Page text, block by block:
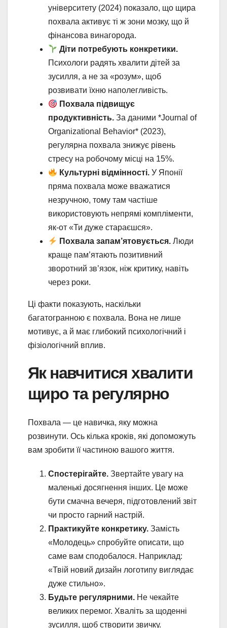
університету (2024) показало, що щира
похвала активує ті ж зони мозку, що й
фінансова винагорода.
Діти потребують конкретики.
Психологи радять хвалити дітей за
зусилля, а не за «розум», щоб
розвивати їхню наполегливість.
Похвала підвищує
продуктивність. За даними *Journal of
Organizational Behavior* (2023),
регулярна похвала знижує рівень
стресу на робочому місці на 15%.
Культурні відмінності. У Японії
пряма похвала може вважатися
незручною, тому там частіше
використовують непрямі компліменти,
як-от «Ти дуже стараєшся».
Похвала запам’ятовується. Люди
краще пам’ятають позитивний
зворотний зв’язок, ніж критику, навіть
через роки.
Ці факти показують, наскільки
багатогранною є похвала. Вона не лише
мотивує, а й має глибокий психологічний і
фізіологічний вплив.
Як навчитися хвалити
щиро та регулярно
Похвала — це навичка, яку можна
розвинути. Ось кілька кроків, які допоможуть
вам зробити її частиною вашого життя.
Спостерігайте. Звертайте увагу на
маленькі досягнення інших. Це може
бути смачна вечеря, підготовлений звіт
чи просто гарний настрій.
Практикуйте конкретику. Замість
«Молодець» спробуйте описати, що
саме вам сподобалося. Наприклад:
«Твій новий дизайн логотипу виглядає
дуже стильно».
Будьте регулярними. Не чекайте
великих перемог. Хваліть за щоденні
зусилля, щоб створити звичку.